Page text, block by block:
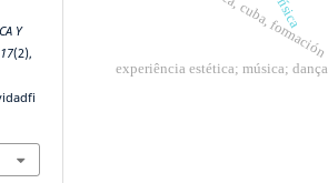
Y
17(2),
experiência estética; música; dança.